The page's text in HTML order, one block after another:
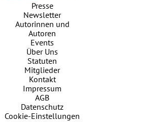
Presse
Newsletter
Autorinnen und
Autoren
Events
Über Uns
Statuten
Mitglieder
Kontakt
Impressum
AGB
Datenschutz
Cookie-Einstellungen